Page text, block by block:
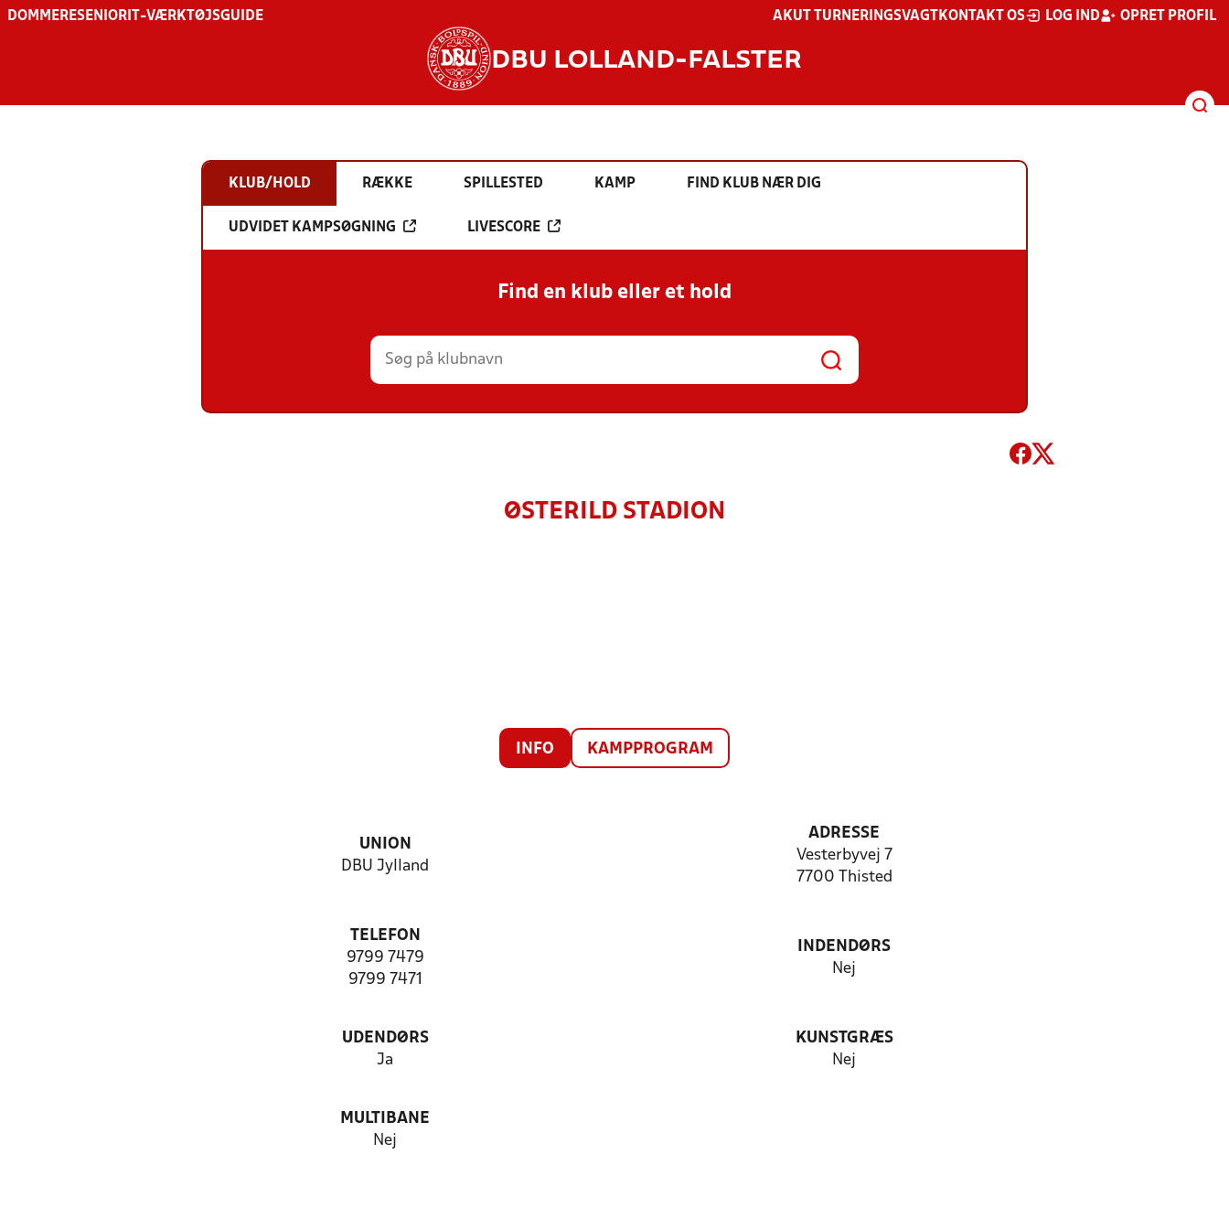
DOMMERESENIOR IT-VÆRKTØJSGUIDE AKUT TURNERINGSVAGT KONTAKT OS LOG IND OPRET PROFIL
DBU LOLLAND-FALSTER
KLUB/HOLD RÆKKE SPILLESTED KAMP FIND KLUB NÆR DIG
UDVIDET KAMPSØGNING LIVESCORE
Find en klub eller et hold
ØSTERILD STADION
INFO KAMPPROGRAM
UNION
DBU Jylland
ADRESSE
Vesterbyvej 7
7700 Thisted
TELEFON
9799 7479
9799 7471
INDENDØRS
Nej
UDENDØRS
Ja
KUNSTGRÆS
Nej
MULTIBANE
Nej